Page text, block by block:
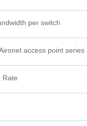
per switch
access point series
Rate